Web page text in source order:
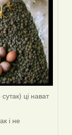
ці нават
і не